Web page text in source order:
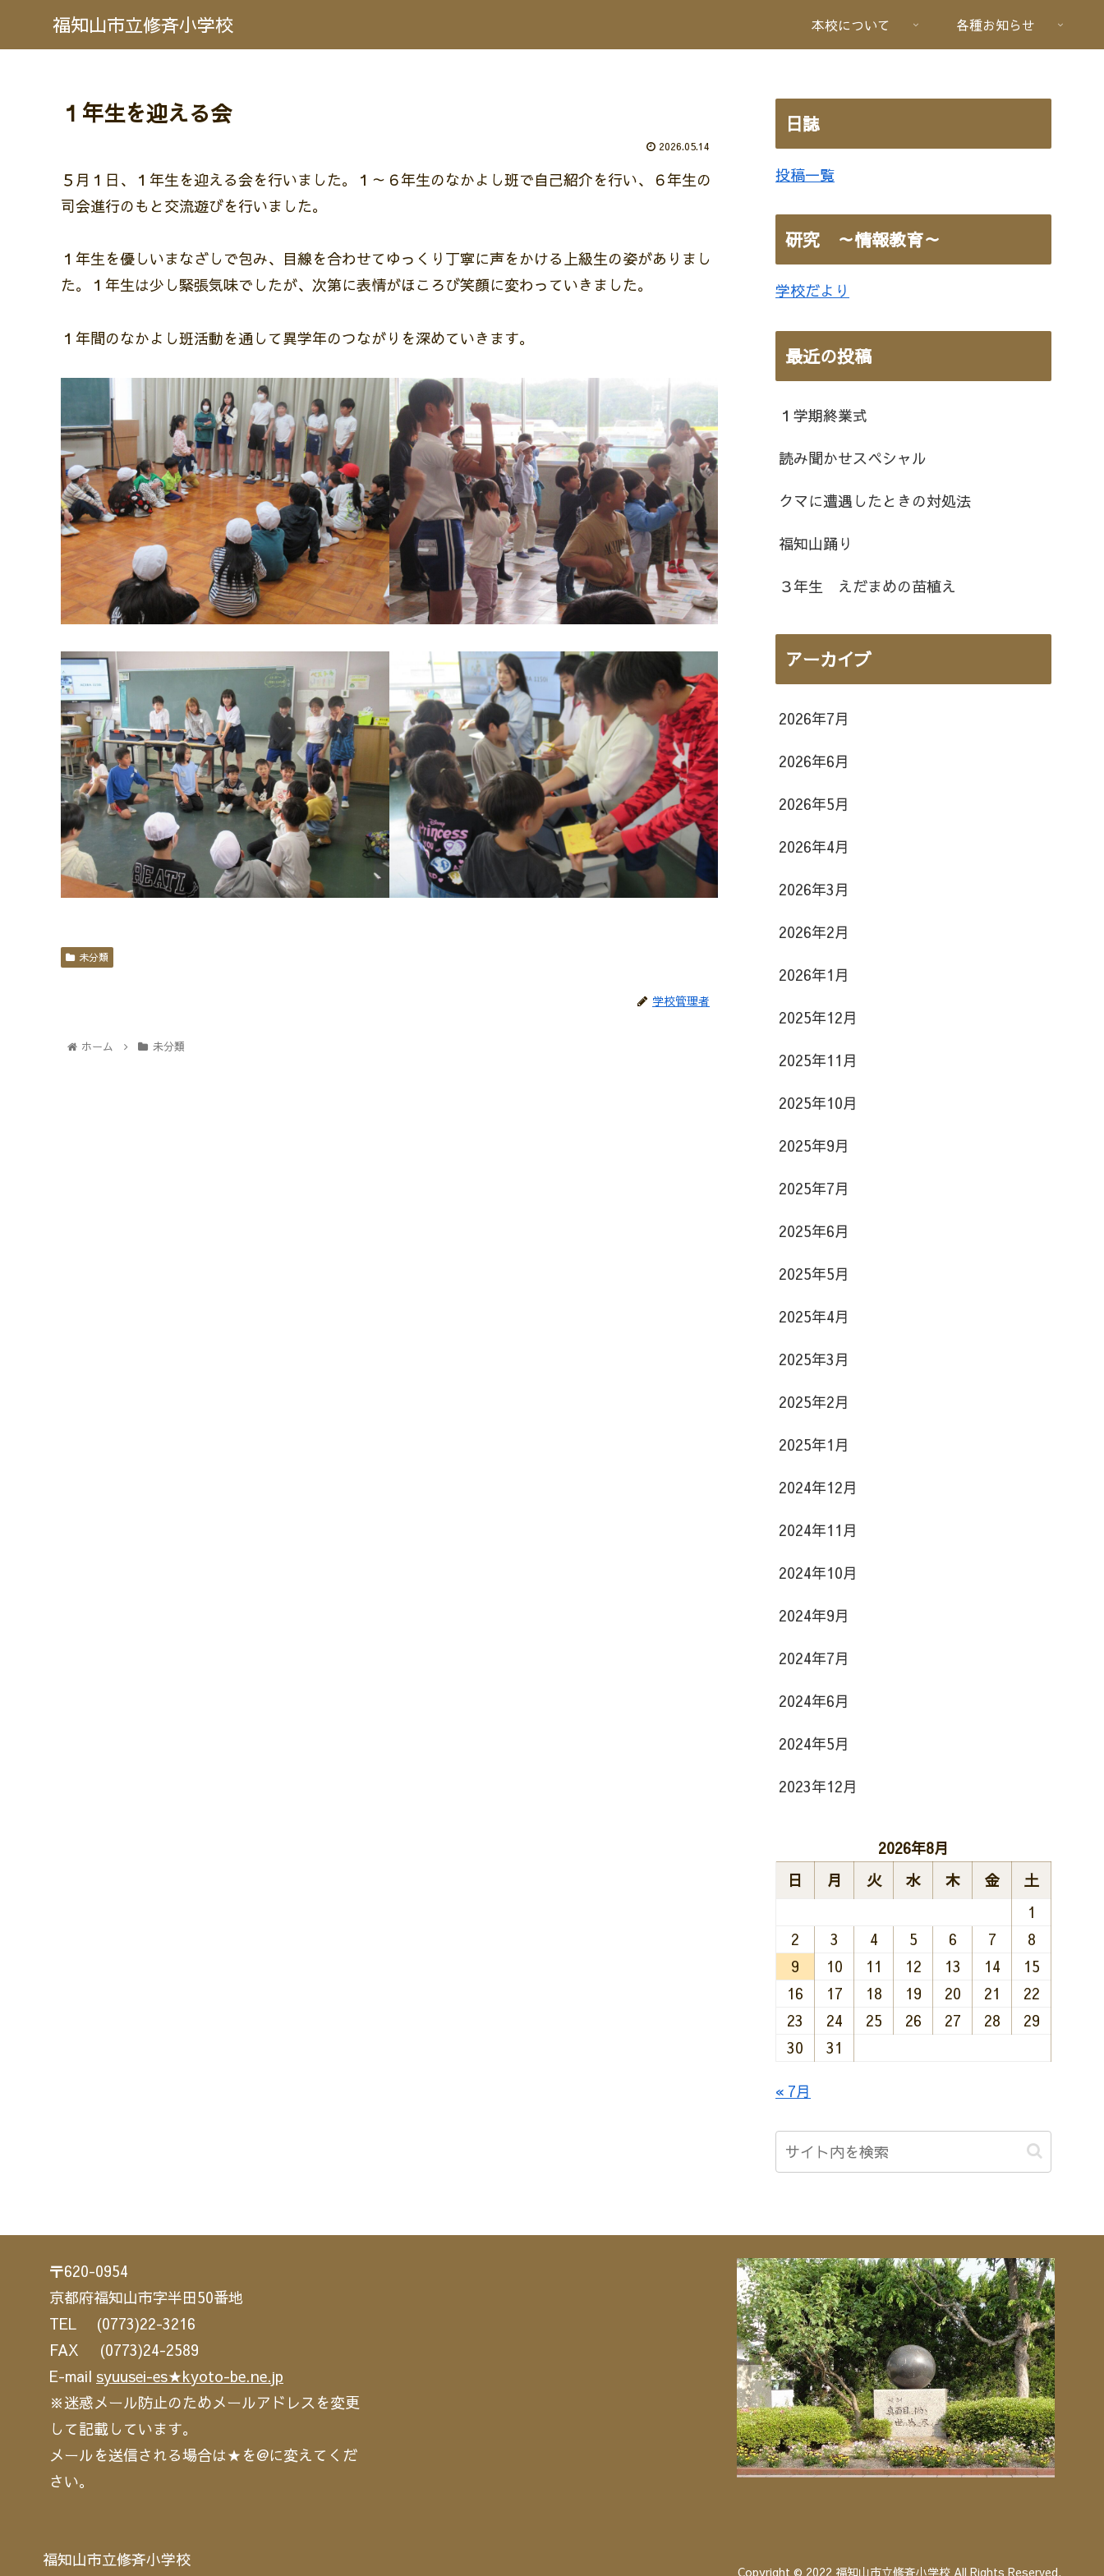
福知山市立修斉小学校 本校について 各種お知らせ
１年生を迎える会
2026.05.14
５月１日、１年生を迎える会を行いました。１～６年生のなかよし班で自己紹介を行い、６年生の
司会進行のもと交流遊びを行いました。
１年生を優しいまなざしで包み、目線を合わせてゆっくり丁寧に声をかける上級生の姿がありまし
た。１年生は少し緊張気味でしたが、次第に表情がほころび笑顔に変わっていきました。
１年間のなかよし班活動を通して異学年のつながりを深めていきます。
未分類
学校管理者
ホーム 未分類
日誌
投稿一覧
研究 ～情報教育～
学校だより
最近の投稿
１学期終業式
読み聞かせスペシャル
クマに遭遇したときの対処法
福知山踊り
３年生 えだまめの苗植え
アーカイブ
2026年7月
2026年6月
2026年5月
2026年4月
2026年3月
2026年2月
2026年1月
2025年12月
2025年11月
2025年10月
2025年9月
2025年7月
2025年6月
2025年5月
2025年4月
2025年3月
2025年2月
2025年1月
2024年12月
2024年11月
2024年10月
2024年9月
2024年7月
2024年6月
2024年5月
2023年12月
2026年8月
日
月 火 水 木 金
土
1
2
3 4 5 6 7
8
9
10 11 12 13 14
15
16
17 18 19 20 21
22
23
24 25 26 27 28
29
30
31
« 7月
〒620-0954
京都府福知山市字半田50番地
TEL (0773)22-3216
FAX (0773)24-2589
E-mail syuusei-es★kyoto-be.ne.jp
※迷惑メール防止のためメールアドレスを変更
して記載しています。
メールを送信される場合は★を@に変えてくだ
さい。
福知山市立修斉小学校
Copyright © 2022 福知山市立修斉小学校 All Rights Reserved.